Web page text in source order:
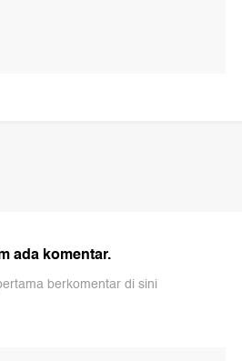
ada komentar.
berkomentar di sini